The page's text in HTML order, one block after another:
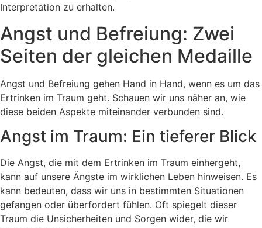
Interpretation zu erhalten.
Angst und Befreiung: Zwei
Seiten der gleichen Medaille
Angst und Befreiung gehen Hand in Hand, wenn es um das
Ertrinken im Traum geht. Schauen wir uns näher an, wie
diese beiden Aspekte miteinander verbunden sind.
Angst im Traum: Ein tieferer Blick
Die Angst, die mit dem Ertrinken im Traum einhergeht,
kann auf unsere Ängste im wirklichen Leben hinweisen. Es
kann bedeuten, dass wir uns in bestimmten Situationen
gefangen oder überfordert fühlen. Oft spiegelt dieser
Traum die Unsicherheiten und Sorgen wider, die wir